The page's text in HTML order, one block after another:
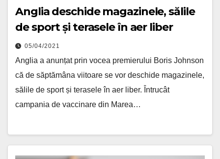
Anglia deschide magazinele, sălile
de sport și terasele în aer liber
05/04/2021
Anglia a anunțat prin vocea premierului Boris Johnson
că de săptămâna viitoare se vor deschide magazinele,
sălile de sport și terasele în aer liber. Întrucât
campania de vaccinare din Marea…